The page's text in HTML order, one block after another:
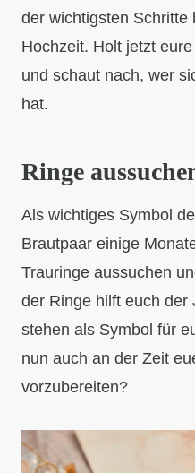
der wichtigsten Schritte
Hochzeit. Holt jetzt
und schaut nach, wer
hat.
Ringe
Als wichtiges Symbol
Brautpaar einige
Trauringe aussuchen
der Ringe hilft euch der
stehen als Symbol für
nun auch an der Zeit
vorzubereiten?